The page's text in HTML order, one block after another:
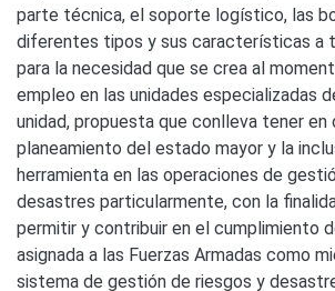
parte técnica, el soporte logístico, las
diferentes tipos y sus características a
para la necesidad que se crea al
empleo en las unidades especializadas
unidad, propuesta que conlleva tener
planeamiento del estado mayor y la
herramienta en las operaciones de
desastres particularmente, con la
permitir y contribuir en el cumplimiento
asignada a las Fuerzas Armadas como
sistema de gestión de riesgos y